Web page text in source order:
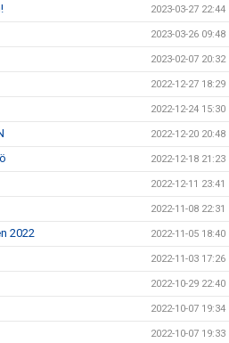
2023-03-27 22:44
2023-03-26 09:48
2023-02-07 20:32
2022-12-27 18:29
2022-12-24 15:30
2022-12-20 20:48
2022-12-18 21:23
2022-12-11 23:41
2022-11-08 22:31
2022 2022-11-05 18:40
2022-11-03 17:26
2022-10-29 22:40
2022-10-07 19:34
2022-10-07 19:33